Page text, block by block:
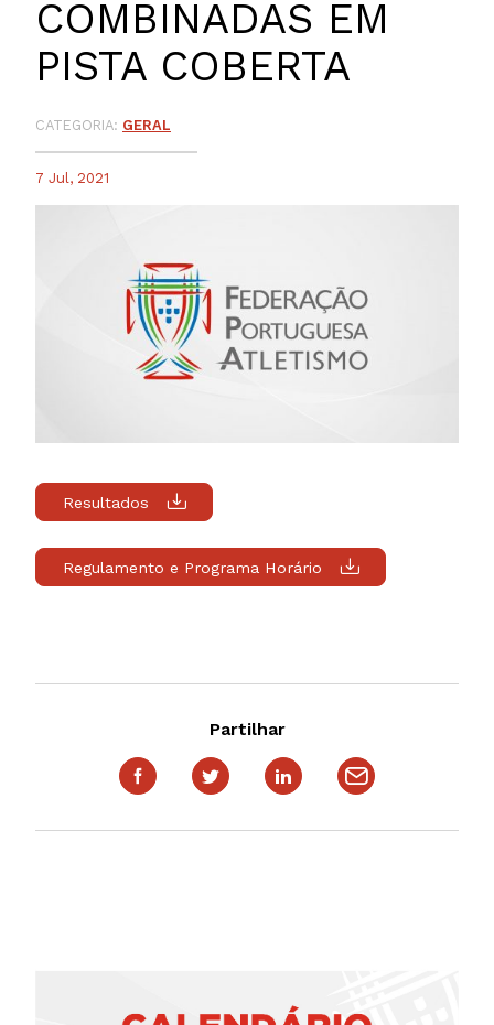
COMBINADAS EM
PISTA COBERTA
CATEGORIA: GERAL
7 Jul, 2021
Resultados
Regulamento e Programa Horário
Partilhar